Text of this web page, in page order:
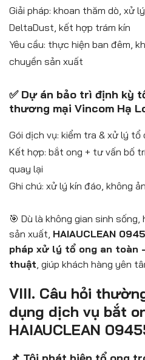
Giải pháp: khoan thăm dò, xử
DeltaDust, kết hợp trám kín
Yêu cầu: thực hiện ban đêm,
chuyền sản xuất
✅ Dự án bảo trì định kỳ
thương mại Vincom Hạ
Gói dịch vụ: kiểm tra & xử lý tổ
Kết hợp: bắt ong + tư vấn bố
quay lại
Ghi chú: xử lý kín đáo, không
🎯 Dù là không gian sinh
sản xuất, HAIAUCLEAN
pháp xử lý tổ ong an toàn
thuật, giúp khách hàng yên
VIII. Câu hỏi
dụng dịch vụ bắt
HAIAUCLEAN